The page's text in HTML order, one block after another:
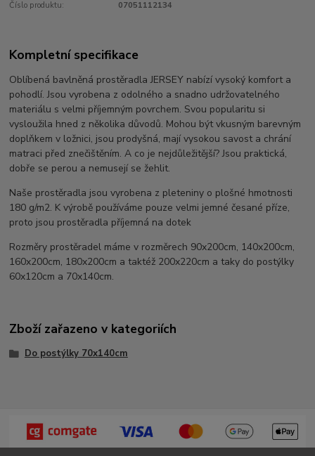
Číslo produktu: 07051112134
Kompletní specifikace
Oblíbená bavlněná prostěradla JERSEY nabízí vysoký komfort a
pohodlí. Jsou vyrobena z odolného a snadno udržovatelného
materiálu s velmi příjemným povrchem. Svou popularitu si
vysloužila hned z několika důvodů. Mohou být vkusným barevným
doplňkem v ložnici, jsou prodyšná, mají vysokou savost a chrání
matraci před znečištěním. A co je nejdůležitější? Jsou praktická,
dobře se perou a nemusejí se žehlit.
Naše prostěradla jsou vyrobena z pleteniny o plošné hmotnosti
180 g/m2. K výrobě používáme pouze velmi jemné česané příze,
proto jsou prostěradla příjemná na dotek
Rozměry prostěradel máme v rozměrech 90x200cm, 140x200cm,
160x200cm, 180x200cm a taktéž 200x220cm a taky do postýlky
60x120cm a 70x140cm.
Zboží zařazeno v kategoriích
Do postýlky 70x140cm